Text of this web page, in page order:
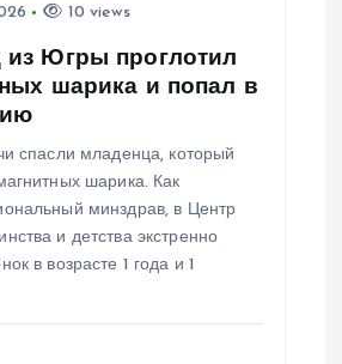
10 views
из Югры проглотил
шарика и попал в
спасли младенца, который
шарика. Как
минздрав, в Центр
и детства экстренно
в возрасте 1 года и 1